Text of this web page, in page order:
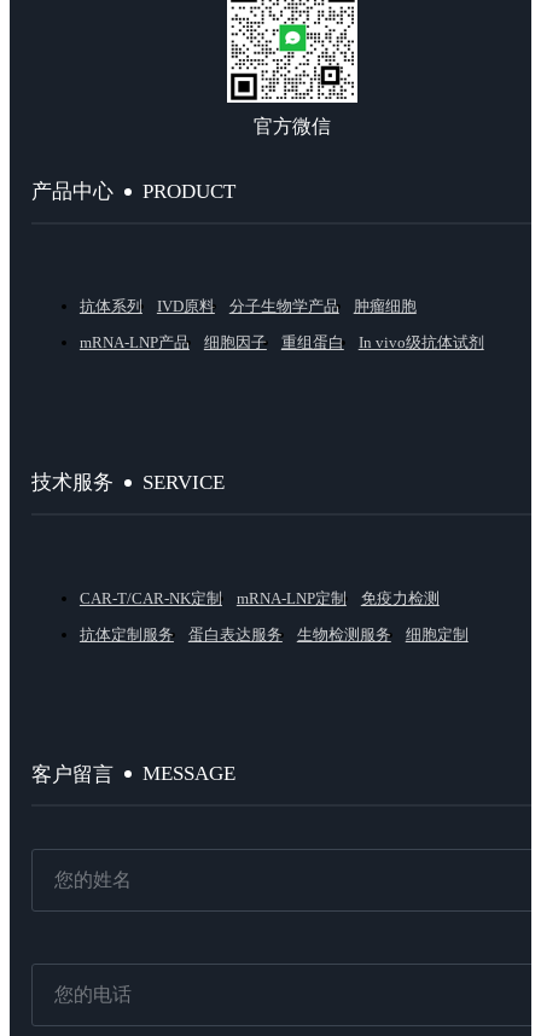
官方微信
产品中心 PRODUCT
抗体系列 IVD原料 分子生物学产品
肿瘤细胞
mRNA-LNP产品
细胞因子 重组蛋白 In vivo级抗体试剂
技术服务 SERVICE
CAR-T/CAR-NK定制 mRNA-LNP定制
免疫力检测
抗体定制服务
蛋白表达服务 生物检测服务 细胞定制
客户留言 MESSAGE